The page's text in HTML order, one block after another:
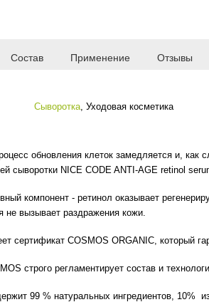
Состав Применение Отзывы
Сыворотка, Уходовая косметика
обновления клеток замедляется и,
сыворотки NICE CODE ANTI-AGE retinol
компонент - ретинол оказывает
не вызывает раздражения кожи.
сертификат COSMOS ORGANIC, который
строго регламентирует состав и
99 % натуральных ингредиентов, 10%